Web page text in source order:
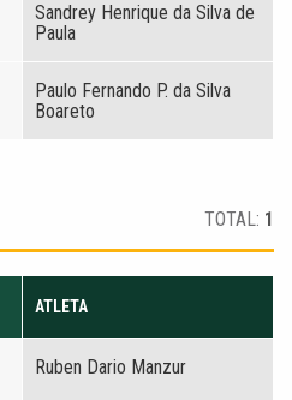
Sandrey Henrique da Silva de
Paula
Paulo Fernando P. da Silva
Boareto
TOTAL: 1
ATLETA
Ruben Dario Manzur